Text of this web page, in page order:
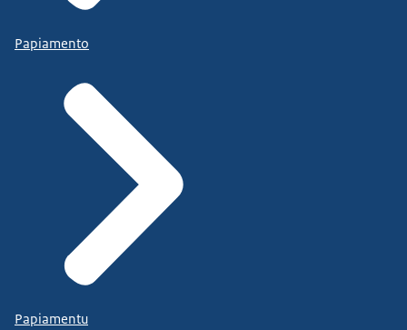
Papiamento
Papiamentu